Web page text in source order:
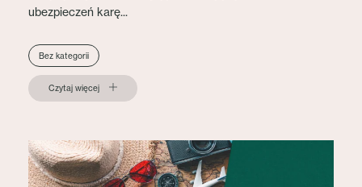
ubezpieczeń karę...
Bez kategorii
Czytaj więcej